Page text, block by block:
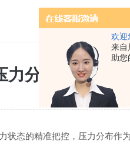
欢迎
来自
助您
力分布测试仪在
更新时间：
态的精准把控，压力分布作